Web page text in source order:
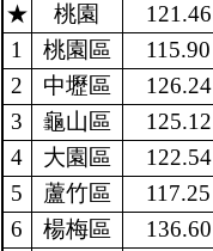
★
桃園 121.46
1
桃園區 115.90
2
中壢區 126.24
3
龜山區 125.12
4
大園區 122.54
5
蘆竹區 117.25
6
楊梅區 136.60